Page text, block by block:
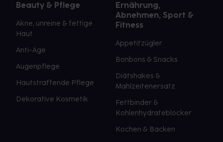
Beauty & Pflege
Akne, unreine & fettige
Haut
Anti-Age
Augenpflege
Hautstraffende Pflege
Dekorative Kosmetik
Ernährung,
Abnehmen, Sport &
Fitness
Appetitzügler
Bonbons & Snacks
Diätshakes &
Mahlzeitenersatz
Fettbinder &
Kohlenhydrateblocker
Kochen & Backen